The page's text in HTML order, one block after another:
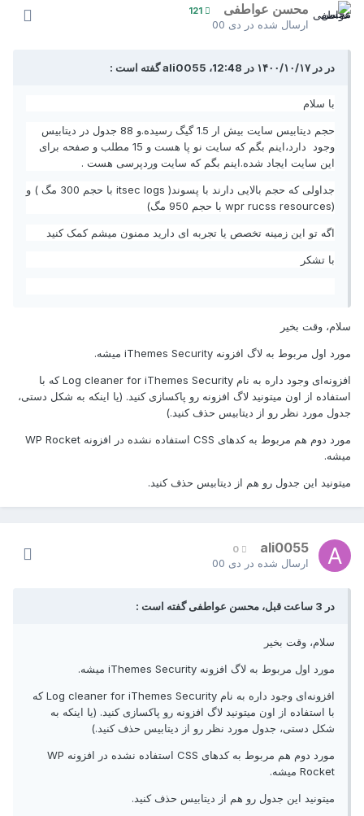
محسن عواطفی 121
ارسال شده در دی 00
در در ۱۴۰۰/۱۰/۱۷ در 12:48، ali0055 گفته است :
با سلام
حجم دیتابیس سایت بیش ار 1.5 گیگ رسیده.و 88 جدول در دیتابیس
وجود دارد،اینم بگم که سایت نو پا هست و 15 مطلب و صفحه برای
این سایت ایجاد شده.اینم بگم که سایت وردپرسی هست .
جداولی که حجم بالایی دارند با پسوند( itsec logs با حجم 300 مگ ) و
اگه تو این زمینه تخصص یا تجربه ای دارید ممنون میشم کمک کنید
با تشکر
سلام، وقت بخیر
مورد اول مربوط به لاگ افزونه iThemes Security میشه.
افزونه‌ای وجود داره به نام Log cleaner for iThemes Security که با
استفاده از اون میتونید لاگ افزونه رو پاکسازی کنید. (یا اینکه به شکل دستی،
جدول مورد نظر رو از دیتابیس حذف کنید.)
مورد دوم هم مربوط به کد‌های CSS استفاده نشده در افزونه WP Rocket
میشه.
میتونید این جدول رو هم از دیتابیس حذف کنید.
ali0055
0
ارسال شده در دی 00
در 3 ساعت قبل، محسن عواطفی گفته است :
سلام، وقت بخیر
مورد اول مربوط به لاگ افزونه iThemes Security میشه.
افزونه‌ای وجود داره به نام Log cleaner for iThemes Security که
با استفاده از اون میتونید لاگ افزونه رو پاکسازی کنید. (یا اینکه به
شکل دستی، جدول مورد نظر رو از دیتابیس حذف کنید.)
مورد دوم هم مربوط به کد‌های CSS استفاده نشده در افزونه WP
Rocket میشه.
میتونید این جدول رو هم از دیتابیس حذف کنید.